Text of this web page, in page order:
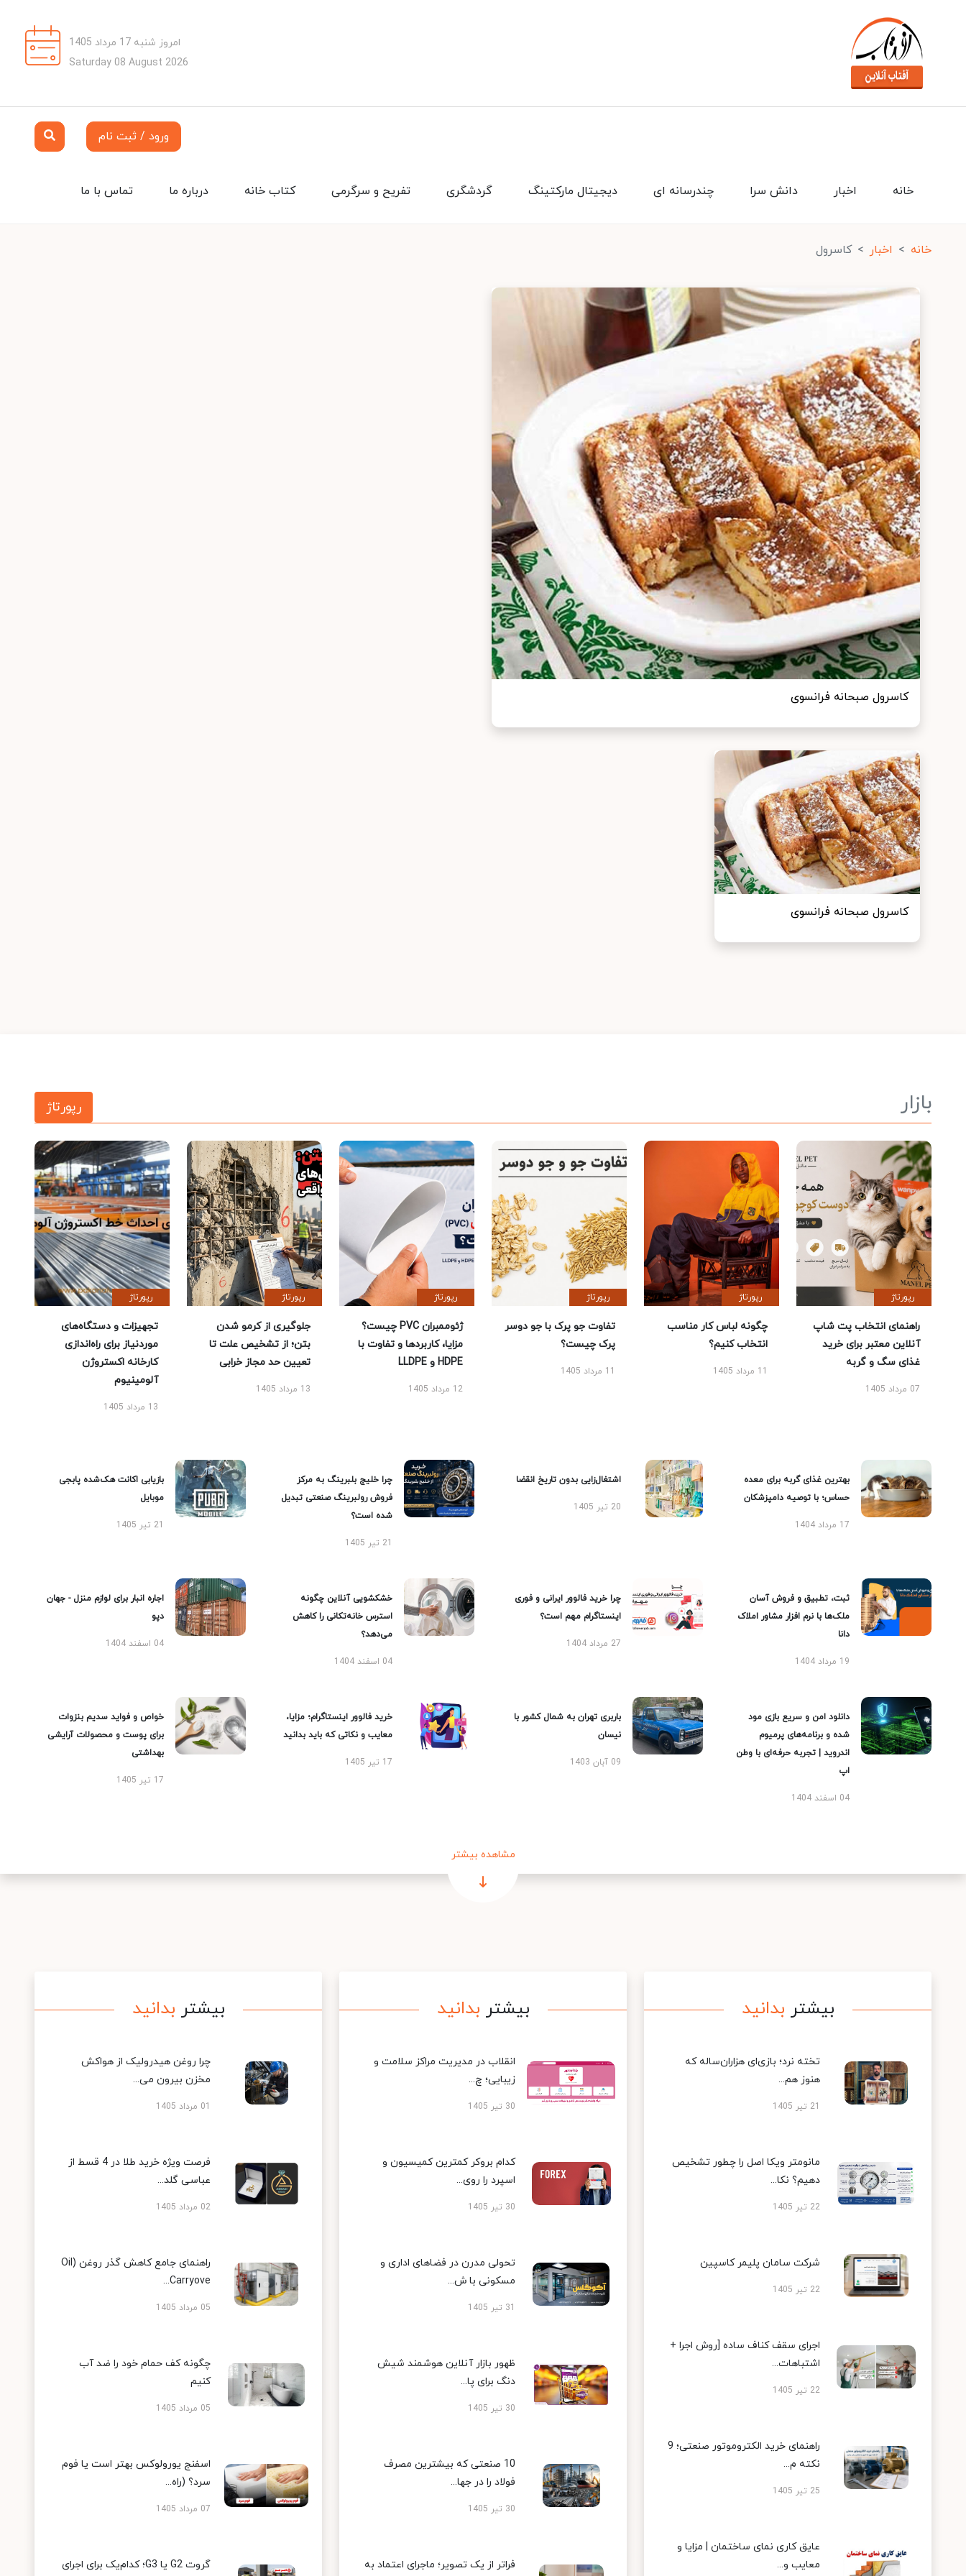
امروز شنبه 17 مرداد 1405
Saturday 08 August 2026
ورود / ثبت نام
تماس با ما درباره ما کتاب خانه تفریح و سرگرمی گردشگری دیجیتال مارکتینگ چندرسانه ای دانش سرا اخبار خانه
خانه اخبار کاسرول
کاسرول صبحانه فرانسوی
کاسرول صبحانه فرانسوی
بازار رپورتاژ
رپورتاژ
راهنمای انتخاب پت شاپ
آنلاین معتبر برای خرید
غذای سگ و گربه
07 مرداد 1405
رپورتاژ
چگونه لباس کار مناسب
انتخاب کنیم؟
11 مرداد 1405
رپورتاژ
تفاوت جو پرک با جو دوسر
پرک چیست؟
11 مرداد 1405
رپورتاژ
ژئوممبران PVC چیست؟
مزایا، کاربردها و تفاوت با
HDPE و LLDPE
12 مرداد 1405
رپورتاژ
جلوگیری از کرمو شدن
بتن؛ از تشخیص علت تا
تعیین حد مجاز خرابی
13 مرداد 1405
رپورتاژ
تجهیزات و دستگاه‌های
موردنیاز برای راه‌اندازی
کارخانه اکستروژن
آلومینیوم
13 مرداد 1405
بهترین غذای گربه برای معده
حساس؛ با توصیه دامپزشکان
17 مرداد 1404
اشتغال‌زایی بدون تاریخ انقضا
20 تیر 1405
چرا خلیج بلبرینگ به مرکز
فروش رولبرینگ صنعتی تبدیل
شده است؟
21 تیر 1405
بازیابی اکانت هک‌شده پابجی
موبایل
21 تیر 1405
ثبت، تطبیق و فروش آسان
ملک‌ها با نرم افزار مشاور املاک
دانا
19 مرداد 1404
چرا خرید فالوور ایرانی و فوری
اینستاگرام مهم است؟
27 مرداد 1404
خشکشویی آنلاین چگونه
استرس خانه‌تکانی را کاهش
می‌دهد؟
04 اسفند 1404
اجاره انبار برای لوازم منزل - جهان
دپو
04 اسفند 1404
دانلود امن و سریع بازی مود
شده و برنامه‌های پرمیوم
اندروید | تجربه حرفه‌ای با وطن
اپ
04 اسفند 1404
باربری تهران به شمال کشور با
نیسان
09 آبان 1403
خرید فالوور اینستاگرام؛ مزایا،
معایب و نکاتی که باید بدانید
17 تیر 1405
خواص و فواید سدیم بنزوات
برای پوست و محصولات آرایشی
بهداشتی
17 تیر 1405
مشاهده بیشتر
بیشتر بدانید
تخته نرد؛ بازی‌ای هزاران‌ساله که
هنوز هم...
21 تیر 1405
مانومتر ویکا اصل را چطور تشخیص
دهیم؟ نکا...
22 تیر 1405
شرکت سامان پلیمر کاسپین
22 تیر 1405
اجرای سقف کناف ساده [روش اجرا +
اشتباهات...
22 تیر 1405
راهنمای خرید الکتروموتور صنعتی؛ 9
نکته م...
25 تیر 1405
عایق کاری نمای ساختمان | مزایا و
معایب و...
بیشتر بدانید
انقلاب در مدیریت مراکز سلامت و
زیبایی؛ چ...
30 تیر 1405
کدام بروکر کمترین کمیسیون و
اسپرد را روی...
30 تیر 1405
تحولی مدرن در فضاهای اداری و
مسکونی با ش...
31 تیر 1405
ظهور بازار آنلاین هوشمند شیش
دنگ برای پا...
30 تیر 1405
10 صنعتی که بیشترین مصرف
فولاد را در جها...
30 تیر 1405
فراتر از یک تصویر؛ ماجرای اعتماد به
بیشتر بدانید
چرا روغن هیدرولیک از هواکش
مخزن بیرون می...
01 مرداد 1405
فرصت ویژه خرید طلا در 4 قسط از
عباسی گلد...
02 مرداد 1405
راهنمای جامع کاهش گذر روغن (Oil
Carryove...
05 مرداد 1405
چگونه کف حمام خود را ضد آب
کنیم
05 مرداد 1405
اسفنج یورولوکس بهتر است یا فوم
سرد؟ (راه...
07 مرداد 1405
گروت G2 یا G3؛ کدام‌یک برای اجرای